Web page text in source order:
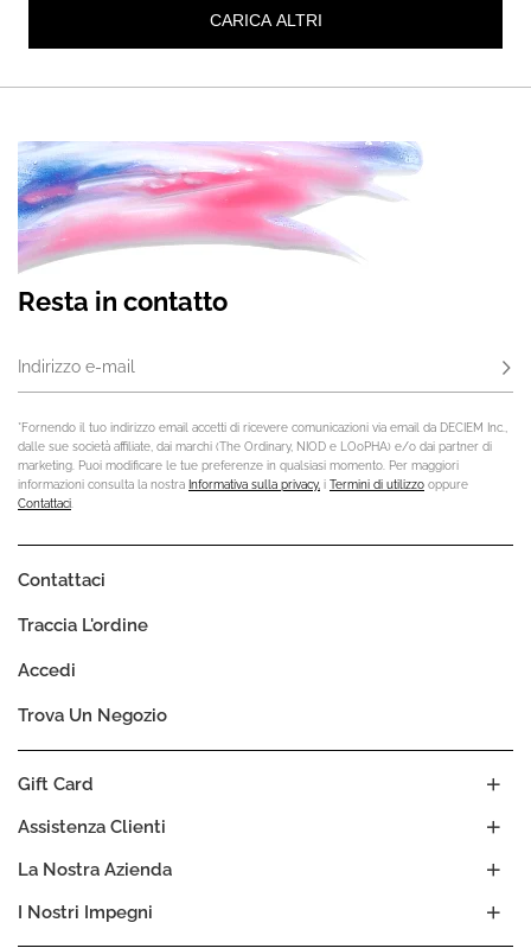
Resta in contatto
Indirizzo e-mail
*Fornendo il tuo indirizzo email accetti di ricevere comunicazioni via email da DECIEM Inc.,
dalle sue società affiliate, dai marchi (The Ordinary, NIOD e LOoPHA) e/o dai partner di
marketing. Puoi modificare le tue preferenze in qualsiasi momento. Per maggiori
informazioni consulta la nostra Informativa sulla privacy, i Termini di utilizzo oppure
Contattaci
La Nostra Azienda
I Nostri Impegni
Assistenza Clienti
Gift Card
Contattaci
Traccia L'ordine
Accedi
Trova Un Negozio